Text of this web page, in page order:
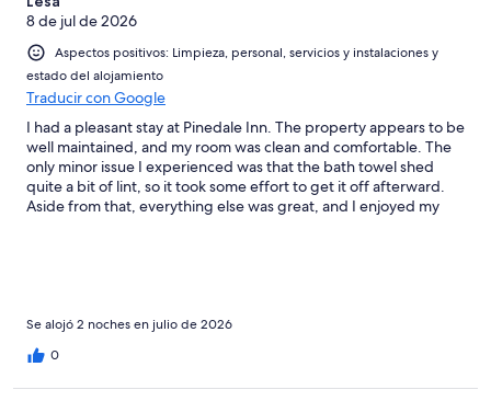
8 de jul de 2026
Aspectos positivos: Limpieza, personal, servicios y instalaciones y
estado del alojamiento
Traducir con Google
I had a pleasant stay at Pinedale Inn. The property appears to be
well maintained, and my room was clean and comfortable. The
only minor issue I experienced was that the bath towel shed
quite a bit of lint, so it took some effort to get it off afterward.
Aside from that, everything else was great, and I enjoyed my
Se alojó 2 noches en julio de 2026
0